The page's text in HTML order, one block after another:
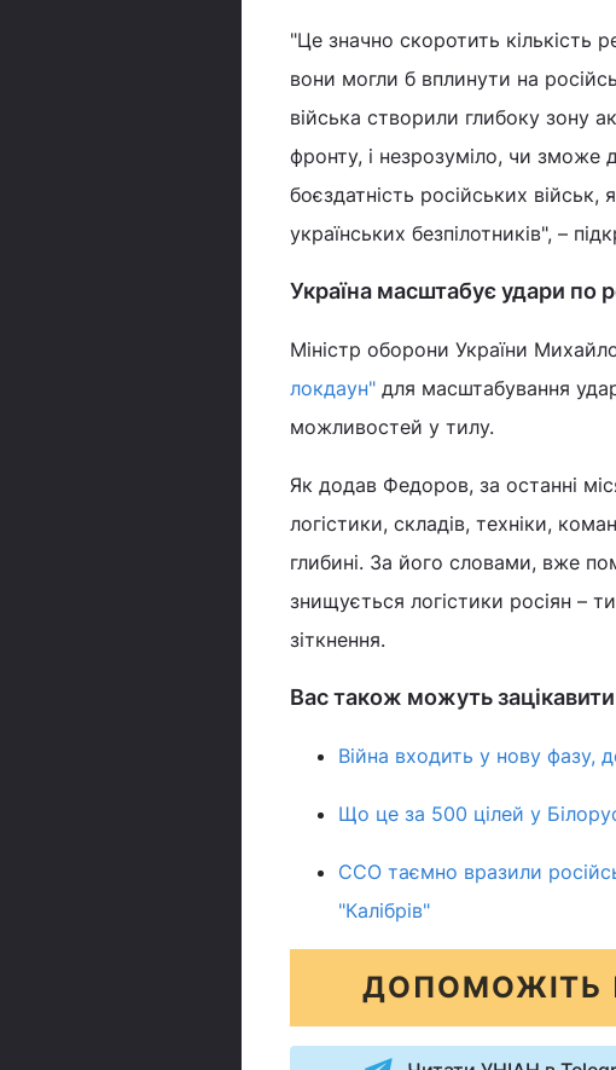
"Це значно скоротить кількість
вони могли б вплинути на
війська створили глибоку зону
фронту, і незрозуміло, чи зможе
боєздатність російських
українських безпілотників", –
Україна масштабує удари по
Міністр оборони України
локдаун" для масштабування
можливостей у тилу.
Як додав Федоров, за останні
логістики, складів, техніки,
глибині. За його словами, вже
знищується логістики росіян –
зіткнення.
Вас також можуть
Війна входить у нову фазу,
Що це за 500 цілей у
ССО таємно вразили
"Калібрів"
ДОПОМОЖІТЬ